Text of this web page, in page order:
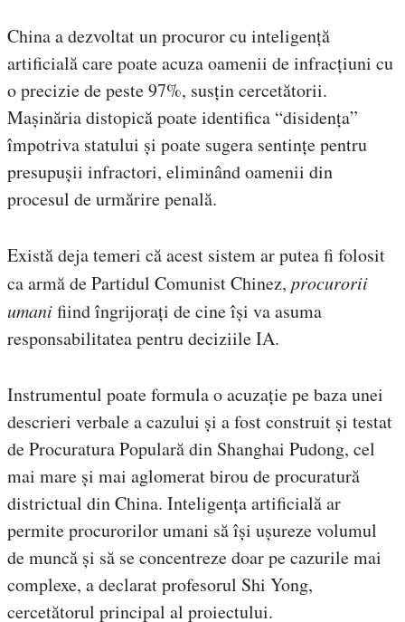
China a dezvoltat un procuror cu inteligență
artificială care poate acuza oamenii de infracțiuni cu
o precizie de peste 97%, susțin cercetătorii.
Mașinăria distopică poate identifica “disidența”
împotriva statului și poate sugera sentințe pentru
presupușii infractori, eliminând oamenii din
procesul de urmărire penală.
Există deja temeri că acest sistem ar putea fi folosit
ca armă de Partidul Comunist Chinez, procurorii
umanifiind îngrijorați de cine își va asuma
responsabilitatea pentru deciziile IA.
Instrumentul poate formula o acuzație pe baza unei
descrieri verbale a cazului și a fost construit și testat
de Procuratura Populară din Shanghai Pudong, cel
mai mare și mai aglomerat birou de procuratură
districtual din China. Inteligența artificială ar
permite procurorilor umani să își ușureze volumul
de muncă și să se concentreze doar pe cazurile mai
complexe, a declarat profesorul Shi Yong,
cercetătorul principal al proiectului.